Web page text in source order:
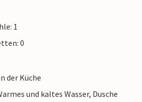
1
0
der Küche
und kaltes Wasser, Dusche